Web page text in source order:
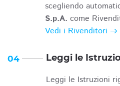
scegliendo
S.p.A. come
Vedi i Rivenditori
04 Leggi le
Leggi le Istruzioni